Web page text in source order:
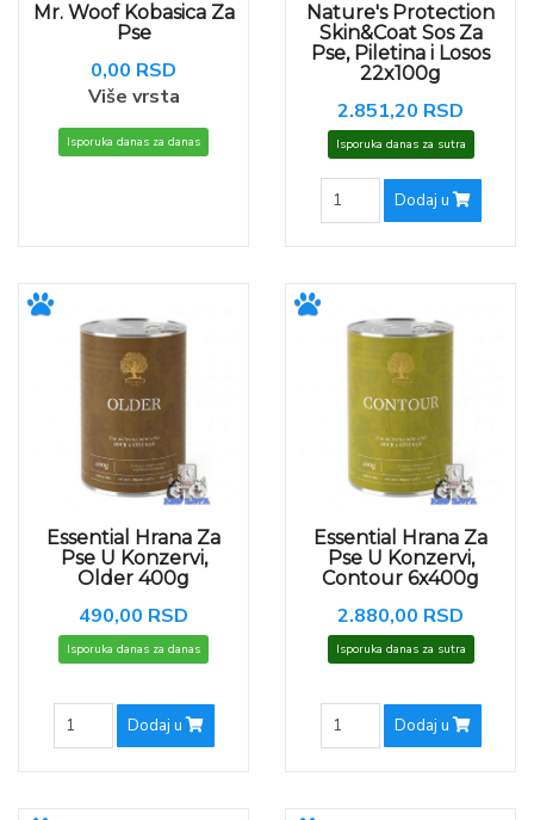
Mr. Woof Kobasica Za
Pse
0,00 RSD
Više vrsta
Isporuka danas za danas
Nature's Protection
Skin&Coat Sos Za
Pse, Piletina i Losos
22x100g
2.851,20 RSD
Isporuka danas za sutra
Dodaj u
Essential Hrana Za
Pse U Konzervi,
Older 400g
490,00 RSD
Isporuka danas za danas
Dodaj u
Essential Hrana Za
Pse U Konzervi,
Contour 6x400g
2.880,00 RSD
Isporuka danas za sutra
Dodaj u